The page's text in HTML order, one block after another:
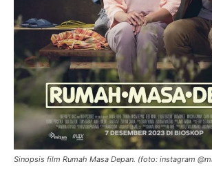
Sinopsis film Rumah Masa Depan. (foto: instagram